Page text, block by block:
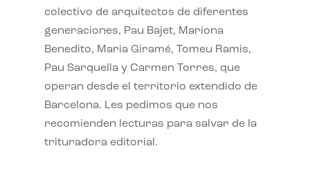
colectivo de arquitectos de diferentes
generaciones, Pau Bajet, Mariona
Benedito, Maria Giramé, Tomeu Ramis,
Pau Sarquella y Carmen Torres, que
operan desde el territorio extendido de
Barcelona. Les pedimos que nos
recomienden lecturas para salvar de la
trituradora editorial.